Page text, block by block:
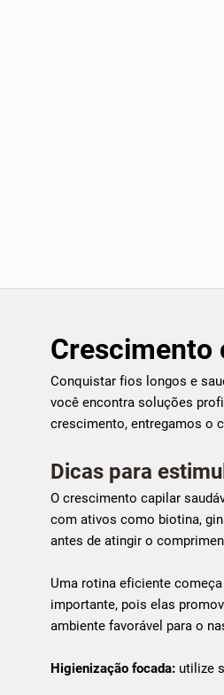
Crescimento
Conquistar fios longos e
você encontra soluções
crescimento, entregamos o
Dicas para
O crescimento capilar
com ativos como biotina,
antes de atingir o
Uma rotina eficiente
importante, pois elas
ambiente favorável para o
Higienização focada: utilize